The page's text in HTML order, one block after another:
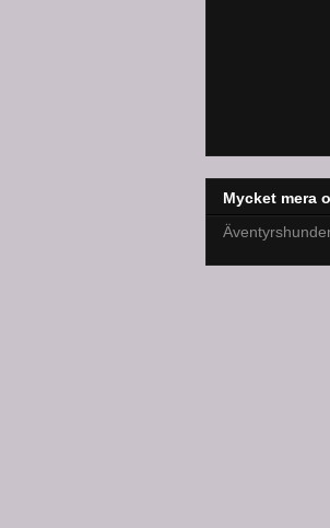
Mycket mera